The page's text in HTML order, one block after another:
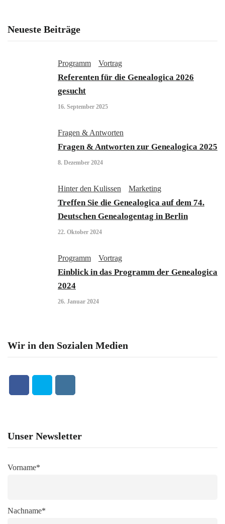
Neueste Beiträge
Programm Vortrag
Referenten für die Genealogica 2026
gesucht
16. September 2025
Fragen & Antworten
Fragen & Antworten zur Genealogica 2025
8. Dezember 2024
Hinter den Kulissen Marketing
Treffen Sie die Genealogica auf dem 74.
Deutschen Genealogentag in Berlin
22. Oktober 2024
Programm Vortrag
Einblick in das Programm der Genealogica
2024
26. Januar 2024
Wir in den Sozialen Medien
Unser Newsletter
Vorname*
Nachname*